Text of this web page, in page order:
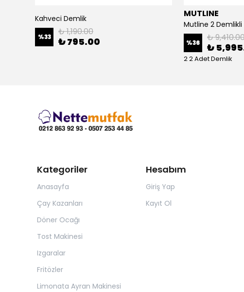
Kahveci Demlik
%33 ₺ 1,190.00
₺ 795.00
MUTLINE
%36 ₺
₺
2 2 Adet Demlik
Kategoriler
Anasayfa
Çay Kazanları
Döner Ocağı
Tost Makinesi
Izgaralar
Fritözler
Limonata Ayran Makinesi
Hesabım
Giriş Yap
Kayıt Ol